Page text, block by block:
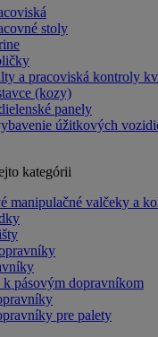
stoly
a pracoviská kontroly
(kozy)
panely
úžitkových
kategórii
manipulačné valčeky a
k pásovým dopravníkom
pre palety